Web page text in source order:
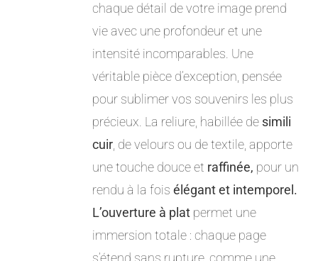
chaque détail de votre image prend
vie avec une profondeur et une
intensité incomparables. Une
véritable pièce d’exception, pensée
pour sublimer vos souvenirs les plus
précieux. La reliure, habillée de simili
cuir, de velours ou de textile, apporte
une touche douce et raffinée, pour un
rendu à la foisélégant et intemporel.
L’ouverture à plat permet une
immersion totale : chaque page